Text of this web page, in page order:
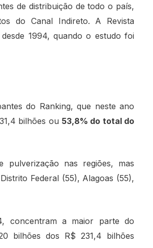
de distribuição de todo o país,
do Canal Indireto. A Revista
1994, quando o estudo foi
do Ranking, que neste ano
bilhões ou 53,8% do total do
pulverização nas regiões, mas
Federal (55), Alagoas (55),
concentram a maior parte do
bilhões dos R$ 231,4 bilhões